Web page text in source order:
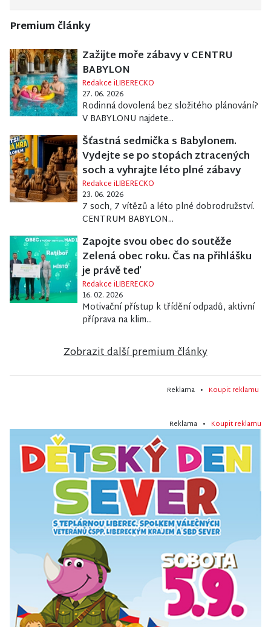
Premium články
Zažijte moře zábavy v CENTRU
BABYLON
Redakce iLIBERECKO
27. 06. 2026
Rodinná dovolená bez složitého plánování?
V BABYLONU najdete...
Šťastná sedmička s Babylonem.
Vydejte se po stopách ztracených
soch a vyhrajte léto plné zábavy
Redakce iLIBERECKO
23. 06. 2026
7 soch, 7 vítězů a léto plné dobrodružství.
CENTRUM BABYLON...
Zapojte svou obec do soutěže
Zelená obec roku. Čas na přihlášku
je právě teď
Redakce iLIBERECKO
16. 02. 2026
Motivační přístup k třídění odpadů, aktivní
příprava na klim...
Zobrazit další premium články
Reklama • Koupit reklamu
Reklama • Koupit reklamu